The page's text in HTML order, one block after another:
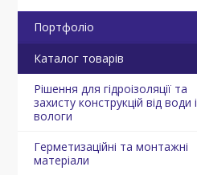
Портфоліо
Каталог товарів
Рішення для гідроізоляції та
захисту конструкцій від води і
вологи
Герметизаційні та монтажні
матеріали